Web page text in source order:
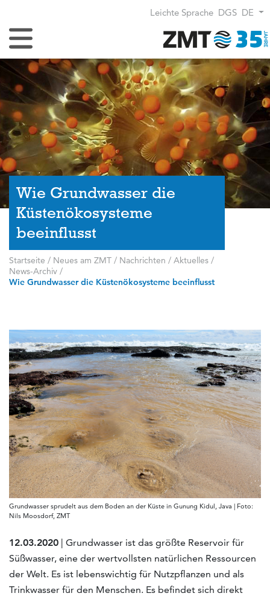
Leichte Sprache DGS DE
Navigation umschalten
Wie Grundwasser die
Küstenökosysteme
beeinflusst
Startseite / Neues am ZMT / Nachrichten / Aktuelles /
News-Archiv /
Wie Grundwasser die Küstenökosysteme beeinflusst
Grundwasser sprudelt aus dem Boden an der Küste in Gunung Kidul, Java | Foto:
Nils Moosdorf, ZMT
12.03.2020 | Grundwasser ist das größte Reservoir für
Süßwasser, eine der wertvollsten natürlichen Ressourcen
der Welt. Es ist lebenswichtig für Nutzpflanzen und als
Trinkwasser für den Menschen. Es befindet sich direkt